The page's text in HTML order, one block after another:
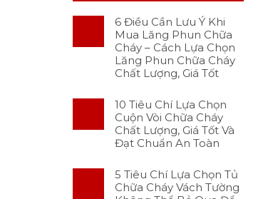
6 Điều Cần Lưu Ý Khi
Mua Lăng Phun Chữa
Cháy – Cách Lựa Chọn
Lăng Phun Chữa Cháy
Chất Lượng, Giá Tốt
10 Tiêu Chí Lựa Chọn
Cuộn Vòi Chữa Cháy
Chất Lượng, Giá Tốt Và
Đạt Chuẩn An Toàn
5 Tiêu Chí Lựa Chọn Tủ
Chữa Cháy Vách Tường